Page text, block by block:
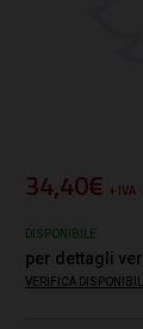
34,40€ + IVA
DISPONIBILE
per dettagli
VERIFICA